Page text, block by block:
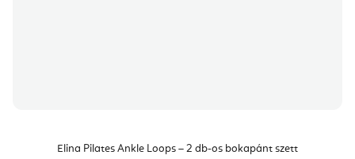
Elina Pilates Ankle Loops – 2 db-os bokapánt szett